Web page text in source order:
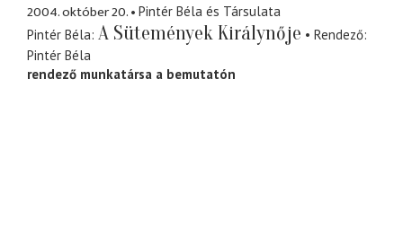
2004. október 20.
Pintér Béla és Társulata
Pintér Béla A Sütemények Királynője
Rendező
Pintér Béla
rendező munkatársa a bemutatón